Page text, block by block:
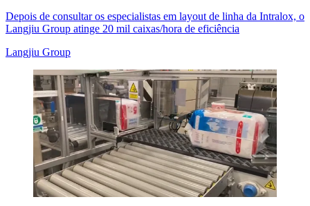
Depois de consultar os especialistas em layout de linha da Intralox, o
Langjiu Group atinge 20 mil caixas/hora de eficiência
Langjiu Group